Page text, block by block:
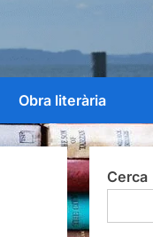
Obra literària
Cerca